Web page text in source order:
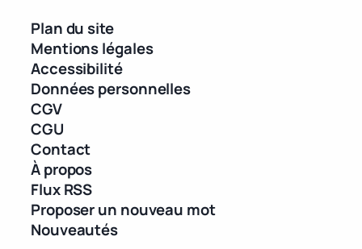
Plan du site
Mentions légales
Accessibilité
Données personnelles
CGV
CGU
Contact
À propos
Flux RSS
Proposer un nouveau mot
Nouveautés